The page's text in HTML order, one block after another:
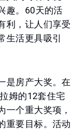
趣。60天的活
利，让人们享受
生活更具吸引
是房产大奖。在
姆的12套住宅
一个重大奖项，
重要目标。活动